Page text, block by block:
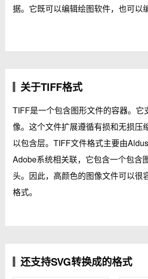
据。它既可以编辑绘图软件，也可以
关于TIFF格式
TIFF是一个包含图形文件的容器。它
像。这个文件扩展遵循有损和无损压
以包含层。TIFF文件格式主要由
Adobe系统相关联，它包含一个包含
头。因此，高颜色的图像文件可以很
格式。
还支持SVG转换成的格式